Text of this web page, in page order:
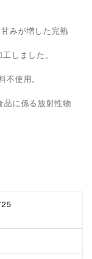
みが増した完熟
しました。
使用。
品に係る放射性物